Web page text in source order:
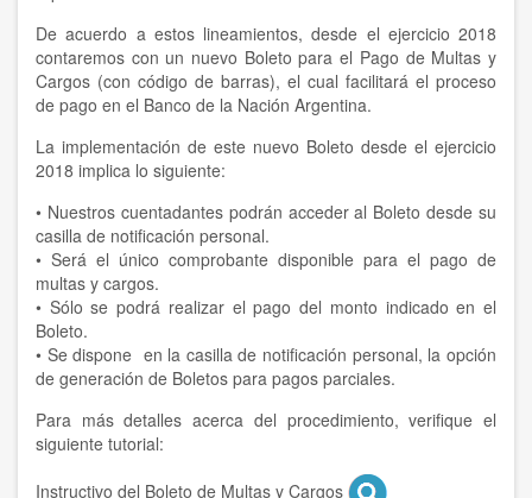
De acuerdo a estos lineamientos, desde el ejercicio 2018
contaremos con un nuevo Boleto para el Pago de Multas y
Cargos (con código de barras), el cual facilitará el proceso
de pago en el Banco de la Nación Argentina.
La implementación de este nuevo Boleto desde el ejercicio
2018 implica lo siguiente:
• Nuestros cuentadantes podrán acceder al Boleto desde su
casilla de notificación personal.
• Será el único comprobante disponible para el pago de
multas y cargos.
• Sólo se podrá realizar el pago del monto indicado en el
Boleto.
• Se dispone en la casilla de notificación personal, la opción
de generación de Boletos para pagos parciales.
Para más detalles acerca del procedimiento, verifique el
siguiente tutorial:
Instructivo del Boleto de Multas y Cargos